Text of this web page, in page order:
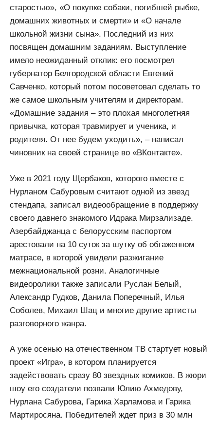
старостью», «О покупке собаки, погибшей рыбке,
домашних животных и смерти» и «О начале
школьной жизни сына». Последний из них
посвящен домашним заданиям. Выступление
имело неожиданный отклик: его посмотрел
губернатор Белгородской области Евгений
Савченко, который потом посоветовал сделать то
же самое школьным учителям и директорам.
«Домашние задания – это плохая многолетняя
привычка, которая травмирует и ученика, и
родителя. От нее будем уходить», – написал
чиновник на своей странице во «ВКонтакте».
Уже в 2021 году Щербаков, которого вместе с
Нурланом Сабуровым считают одной из звезд
стендапа, записал видеообращение в поддержку
своего давнего знакомого Идрака Мирзализаде.
Азербайджанца с белорусским паспортом
арестовали на 10 суток за шутку об обгаженном
матрасе, в которой увидели разжигание
межнациональной розни. Аналогичные
видеоролики также записали Руслан Белый,
Александр Гудков, Данила Поперечный, Илья
Соболев, Михаил Шац и многие другие артисты
разговорного жанра.
А уже осенью на отечественном ТВ стартует новый
проект «Игра», в котором планируется
задействовать сразу 80 звездных комиков. В жюри
шоу его создатели позвали Юлию Ахмедову,
Нурлана Сабурова, Гарика Харламова и Гарика
Мартиросяна. Победителей ждет приз в 30 млн